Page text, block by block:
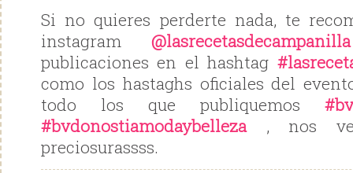
Si no quieres perderte nada, te
instagram @lasrecetasdecampanilla
publicaciones en el hashtag
como los hastaghs oficiales del
todo los que publiquemos
#bvdonostiamodaybelleza, nos
preciosurassss.